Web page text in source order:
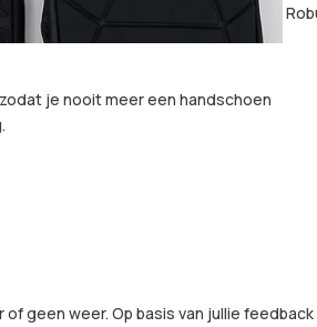
je nooit meer een handschoen
geen weer. Op basis van jullie